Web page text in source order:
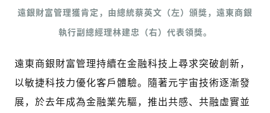
遠銀財富管理獲肯定，由總統蔡英文（左）頒獎，遠東商銀
執行副總經理林建忠（右）代表領獎。
遠東商銀財富管理持續在金融科技上尋求突破創新，
以敏捷科技力優化客戶體驗。隨著元宇宙技術逐漸發
展，於去年成為金融業先驅，推出共感、共融虛實並